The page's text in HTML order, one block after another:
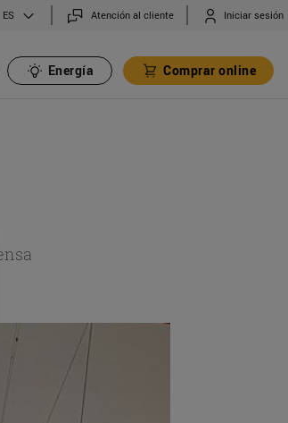
ES Atención al cliente Iniciar sesión
Energía Comprar online